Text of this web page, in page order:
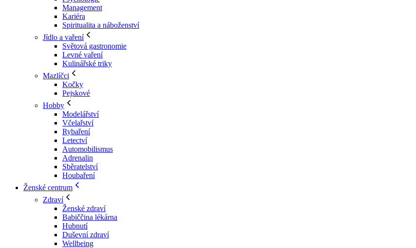
Management
Kariéra
Spiritualita a náboženství
Jídlo a vaření
Světová gastronomie
Levné vaření
Kulinářské triky
Mazlíčci
Kočky
Pejskové
Hobby
Modelářství
Včelařství
Rybaření
Letectví
Automobilismus
Adrenalin
Sběratelství
Houbaření
Ženské centrum
Zdraví
Ženské zdraví
Babiččina lékárna
Hubnutí
Duševní zdraví
Wellbeing